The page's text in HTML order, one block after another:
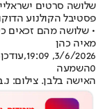
שלושה סרטים ישראליים
פסטיבל הקולנוע
• שלושה מהם זכאים
מאיה כהן
3/6/2026, 19:09
,עודכן
0השמעה
האישה בלבן. צילום: